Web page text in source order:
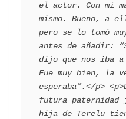
el actor. Con mi
mismo. Bueno, a
pero se lo tomó
antes de añadir:
dijo que nos iba a
Fue muy bien, la
esperaba”.</p>
futura paternidad
hija de Terelu